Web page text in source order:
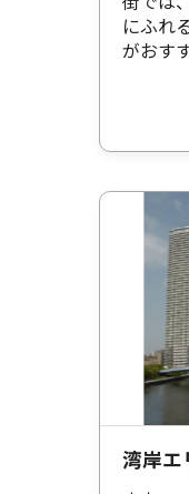
にふれ
がおす
湾岸エ